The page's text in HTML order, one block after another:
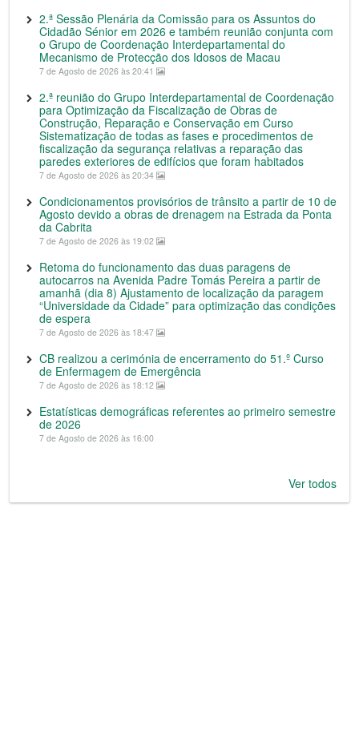
2.ª Sessão Plenária da Comissão para os Assuntos do
Cidadão Sénior em 2026 e também reunião conjunta com
o Grupo de Coordenação Interdepartamental do
Mecanismo de Protecção dos Idosos de Macau
7 de Agosto de 2026 às 20:41
2.ª reunião do Grupo Interdepartamental de Coordenação
para Optimização da Fiscalização de Obras de
Construção, Reparação e Conservação em Curso
Sistematização de todas as fases e procedimentos de
fiscalização da segurança relativas a reparação das
paredes exteriores de edifícios que foram habitados
7 de Agosto de 2026 às 20:34
Condicionamentos provisórios de trânsito a partir de 10 de
Agosto devido a obras de drenagem na Estrada da Ponta
da Cabrita
7 de Agosto de 2026 às 19:02
Retoma do funcionamento das duas paragens de
autocarros na Avenida Padre Tomás Pereira a partir de
amanhã (dia 8) Ajustamento de localização da paragem
“Universidade da Cidade” para optimização das condições
de espera
7 de Agosto de 2026 às 18:47
CB realizou a cerimónia de encerramento do 51.º Curso
de Enfermagem de Emergência
7 de Agosto de 2026 às 18:12
Estatísticas demográficas referentes ao primeiro semestre
de 2026
7 de Agosto de 2026 às 16:00
Ver todos